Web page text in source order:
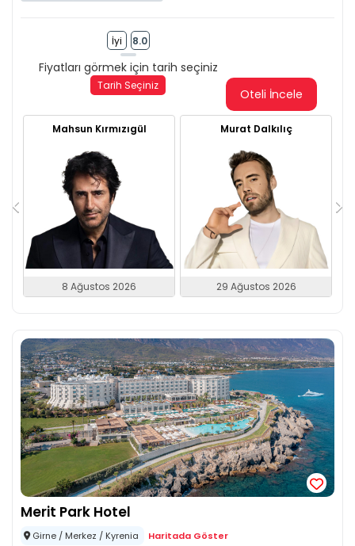
İyi 8.0
Fiyatları görmek için tarih seçiniz
Tarih Seçiniz
Oteli İncele
Mahsun Kırmızıgül
8 Ağustos 2026
Murat Dalkılıç
29 Ağustos 2026
Merit Park Hotel
Girne / Merkez / Kyrenia Haritada Göster